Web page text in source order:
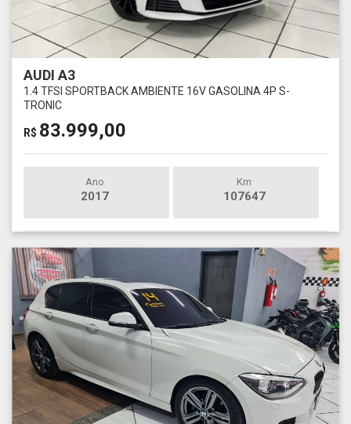
AUDI A3
1.4 TFSI SPORTBACK AMBIENTE 16V GASOLINA 4P S-
TRONIC
R$ 83.999,00
Ano
2017
Km
107647